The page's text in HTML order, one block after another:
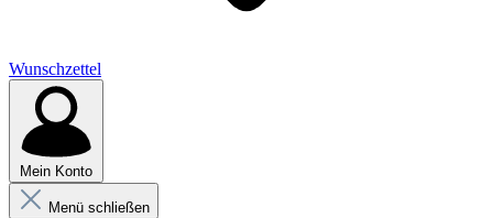
Wunschzettel
Mein Konto
Menü schließen